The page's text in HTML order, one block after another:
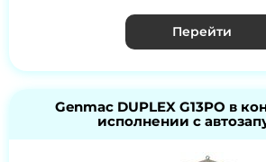
Перейти
Genmac DUPLEX G13PO в
исполнении с